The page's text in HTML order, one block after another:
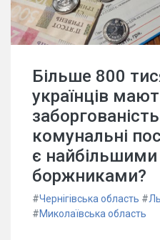
Більше 800
українців
комунальні
є найбільшими
боржниками?
#Чернігівська область #
#Миколаївська область